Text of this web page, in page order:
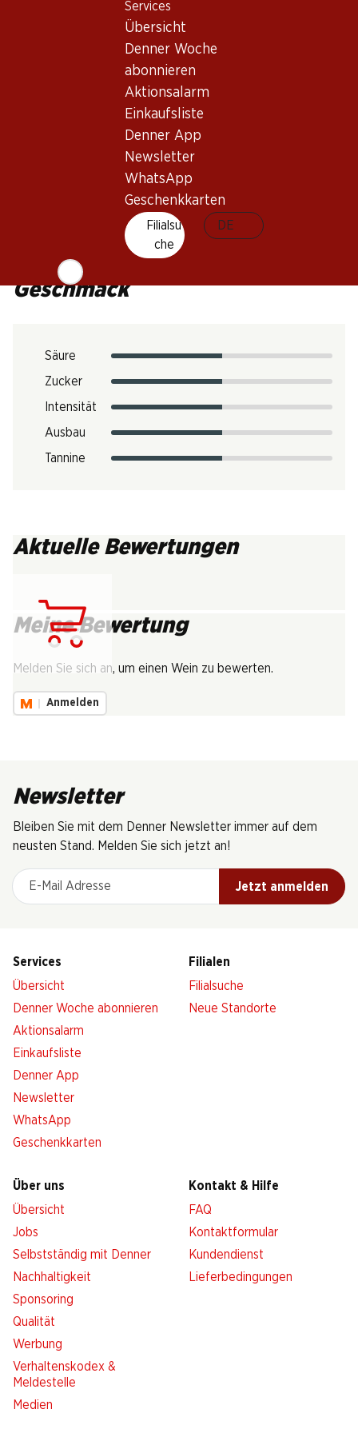
Services
Übersicht
Denner Woche
abonnieren
Aktionsalarm
Einkaufsliste
Denner App
Newsletter
WhatsApp
Geschenkkarten
Filialsu
che
DE
Geschmack
Säure
Zucker
Intensität
Ausbau
Tannine
Aktuelle Bewertungen
Meine Bewertung
Melden Sie sich an, um einen Wein zu bewerten.
Anmelden
Newsletter
Bleiben Sie mit dem Denner Newsletter immer auf dem
neusten Stand. Melden Sie sich jetzt an!
E-Mail Adresse
Jetzt anmelden
Services
Übersicht
Denner Woche abonnieren
Aktionsalarm
Einkaufsliste
Denner App
Newsletter
WhatsApp
Geschenkkarten
Filialen
Filialsuche
Neue Standorte
Über uns
Übersicht
Jobs
Selbstständig mit Denner
Nachhaltigkeit
Sponsoring
Qualität
Werbung
Verhaltenskodex &
Meldestelle
Medien
Kontakt & Hilfe
FAQ
Kontaktformular
Kundendienst
Lieferbedingungen